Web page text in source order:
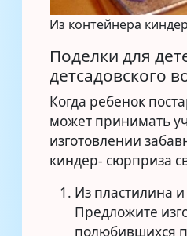
Из контейнера
Поделки для
детсадовского
Когда ребенок
может принимать
изготовлении
киндер- сюрприза
Из пластилина
Предложите
полюбившихся